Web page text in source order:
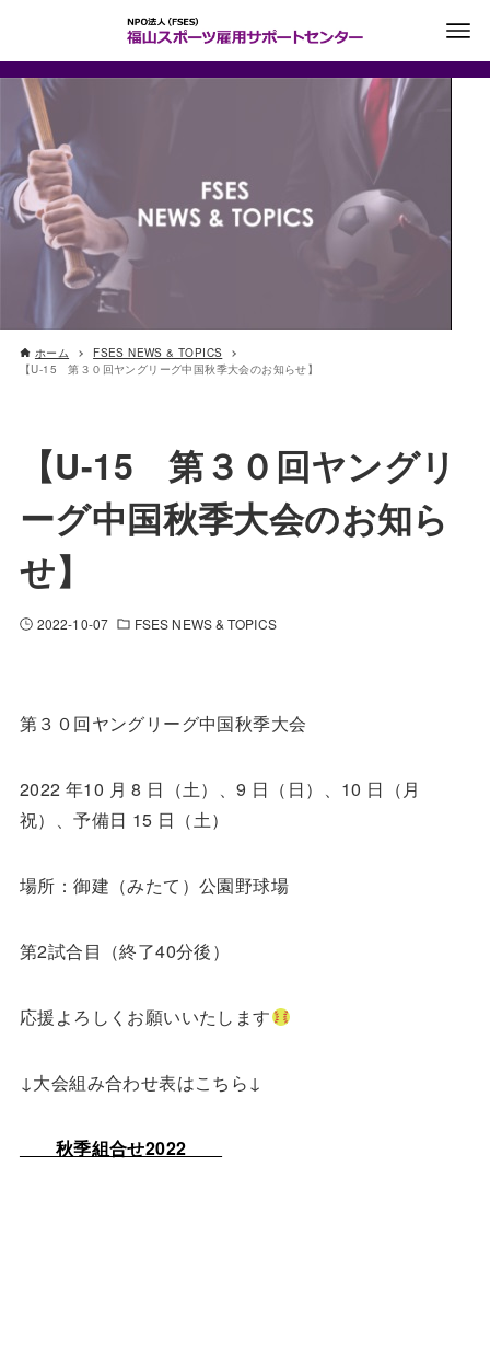
ホーム
FSES NEWS & TOPICS
【U-15 第３０回ヤングリーグ中国秋季大会のお知らせ】
【U-15 第３０回ヤングリ
ーグ中国秋季大会のお知ら
せ】
2022-10-07 FSES NEWS & TOPICS
第３０回ヤングリーグ中国秋季大会
2022 年10 月 8 日（土）、9 日（日）、10 日（月
祝）、予備日 15 日（土）
場所：御建（みたて）公園野球場
第2試合目（終了40分後）
応援よろしくお願いいたします
↓大会組み合わせ表はこちら↓
秋季組合せ2022